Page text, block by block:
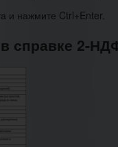
и нажмите Ctrl+Enter.
справке 2-